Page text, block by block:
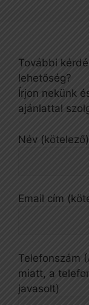
További
lehetőség?
Írjon nekünk
ajánlattal
Név (kötelező)
Email cím
Telefonszám
miatt, a
javasolt)